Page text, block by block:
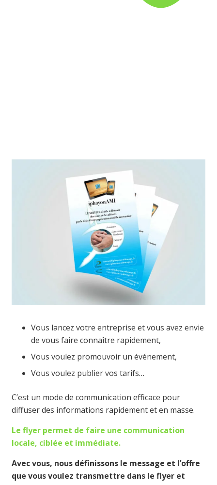
Vous lancez votre entreprise et vous avez envie
de vous faire connaître rapidement,
Vous voulez promouvoir un événement,
Vous voulez publier vos tarifs…
C’est un mode de communication efficace pour
diffuser des informations rapidement et en masse.
Le flyer permet de faire une communication
locale, ciblée et immédiate.
Avec vous, nous définissons le message et l’offre
que vous voulez transmettre dans le flyer et